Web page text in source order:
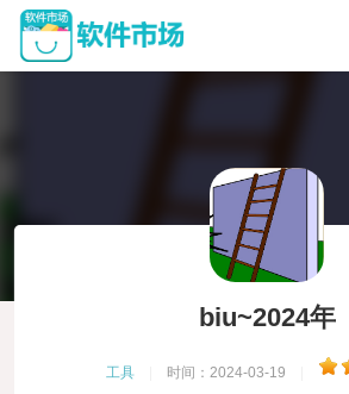
biu~2024年
工具 时间：2024-03-19